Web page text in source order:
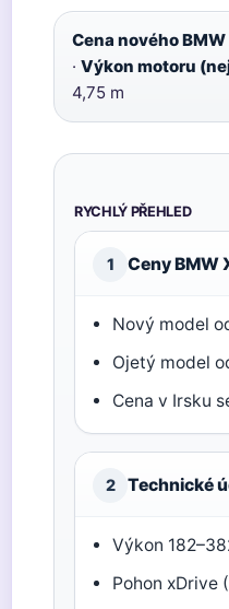
Cena nového
· Výkon motoru
4,75 m
RYCHLÝ PŘEHLED
1 Ceny BMW
Nový model
Ojetý model
Cena v Irsku
2 Technické
Výkon
Pohon xDrive (